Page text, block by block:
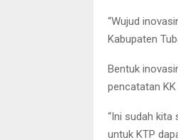
“Wujud
Kabupaten
Bentuk
pencatatan
“Ini sudah kita
untuk KTP